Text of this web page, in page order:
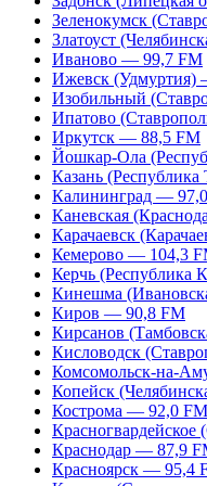
Зеленокумск
Златоуст
Иваново — 99,7 FM
Ижевск (Удмуртия)
Изобильный
Ипатово
Иркутск — 88,5 FM
Йошкар-Ола
Казань
Калининград —
Каневская
Карачаевск
Кемерово — 104,3
Керчь
Кинешма
Киров — 90,8 FM
Кирсанов
Кисловодск
Комсомольск-на-
Копейск
Кострома — 92,0 FM
Краснодар — 87,9
Красноярск — 95,4